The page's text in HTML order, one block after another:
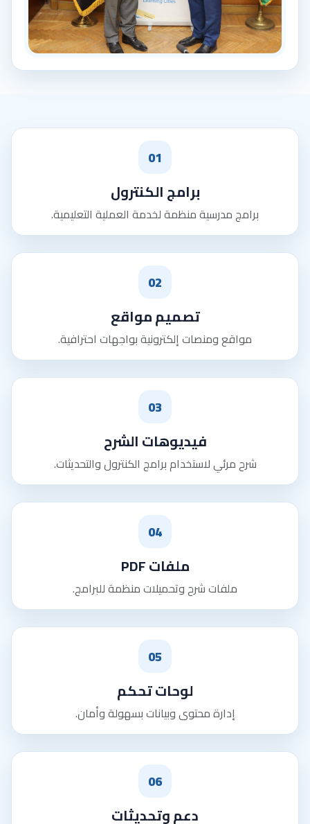
01
برامج الكنترول
برامج مدرسية منظمة لخدمة العملية التعليمية.
02
تصميم مواقع
مواقع ومنصات إلكترونية بواجهات احترافية.
03
فيديوهات الشرح
شرح مرئي لاستخدام برامج الكنترول والتحديثات.
04
ملفات PDF
ملفات شرح وتحميلات منظمة للبرامج.
05
لوحات تحكم
إدارة محتوى وبيانات بسهولة وأمان.
06
دعم وتحديثات